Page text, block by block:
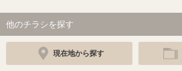
他のチラシを探す
現在地から探す